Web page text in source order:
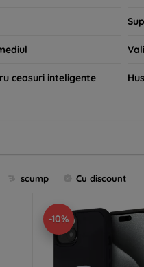
ceasuri inteligente
scump Cu discount
-10%